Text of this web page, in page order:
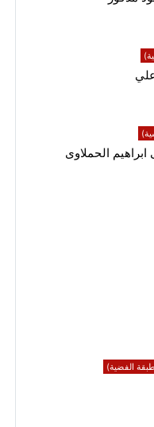
الحملاوى
الفضية)